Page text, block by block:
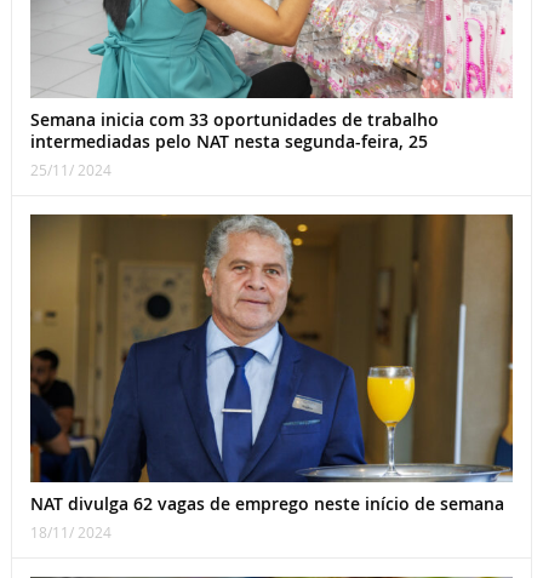
Semana inicia com 33 oportunidades de trabalho
intermediadas pelo NAT nesta segunda-feira, 25
25/11/ 2024
NAT divulga 62 vagas de emprego neste início de semana
18/11/ 2024